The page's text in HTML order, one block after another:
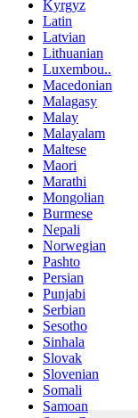
Kyrgyz
Latin
Latvian
Lithuanian
Luxembou..
Macedonian
Malagasy
Malay
Malayalam
Maltese
Maori
Marathi
Mongolian
Burmese
Nepali
Norwegian
Pashto
Persian
Punjabi
Serbian
Sesotho
Sinhala
Slovak
Slovenian
Somali
Samoan